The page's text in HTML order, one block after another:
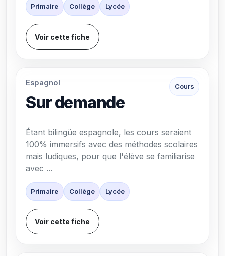
Primaire Collège Lycée
Voir cette fiche
Espagnol
Sur demande
Cours
Étant bilingüe espagnole, les cours seraient
100% immersifs avec des méthodes scolaires
mais ludiques, pour que l'élève se familiarise
avec ...
Primaire Collège Lycée
Voir cette fiche